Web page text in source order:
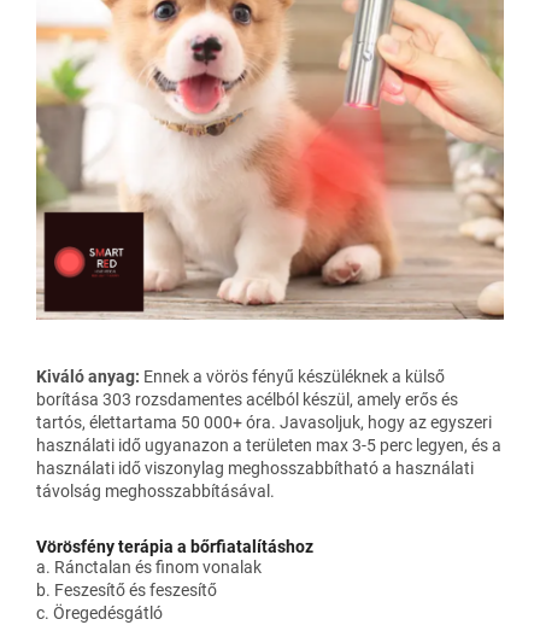
Kiváló anyag: Ennek a vörös fényű készüléknek a külső
borítása 303 rozsdamentes acélból készül, amely erős és
tartós, élettartama 50 000+ óra. Javasoljuk, hogy az egyszeri
használati idő ugyanazon a területen max 3-5 perc legyen, és a
használati idő viszonylag meghosszabbítható a használati
távolság meghosszabbításával.
Vörösfény terápia a bőrfiatalításhoz
a. Ránctalan és finom vonalak
b. Feszesítő és feszesítő
c. Öregedésgátló